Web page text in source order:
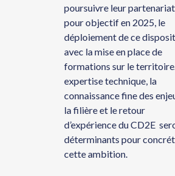
poursuivre leur
pour objectif en 2025, le
déploiement de ce
avec la mise en place de
formations sur le territoire.
expertise technique, la
connaissance fine des
la filière et le retour
d’expérience du CD2E
déterminants pour
cette ambition.